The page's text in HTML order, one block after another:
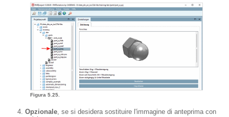
Figura 5.25.
Opzionale, se si desidera sostituire l'immagine di anteprima con